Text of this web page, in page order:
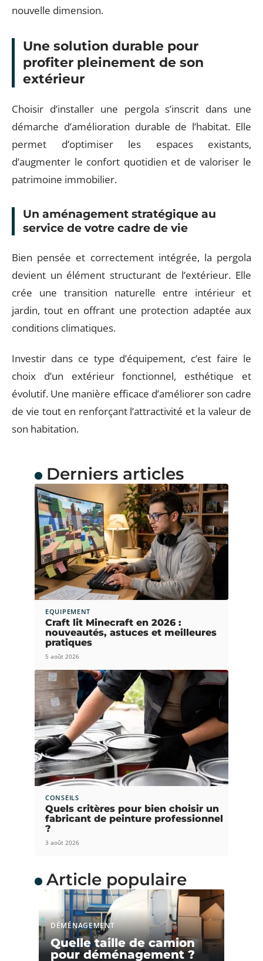
nouvelle dimension.
Une solution durable pour
profiter pleinement de son
extérieur
Choisir d’installer une pergola s’inscrit dans une
démarche d’amélioration durable de l’habitat. Elle
permet d’optimiser les espaces existants,
d’augmenter le confort quotidien et de valoriser le
patrimoine immobilier.
Un aménagement stratégique au
service de votre cadre de vie
Bien pensée et correctement intégrée, la pergola
devient un élément structurant de l’extérieur. Elle
crée une transition naturelle entre intérieur et
jardin, tout en offrant une protection adaptée aux
conditions climatiques.
Investir dans ce type d’équipement, c’est faire le
choix d’un extérieur fonctionnel, esthétique et
évolutif. Une manière efficace d’améliorer son cadre
de vie tout en renforçant l’attractivité et la valeur de
son habitation.
Derniers articles
EQUIPEMENT
Craft lit Minecraft en 2026 :
nouveautés, astuces et meilleures
pratiques
5 août 2026
CONSEILS
Quels critères pour bien choisir un
fabricant de peinture professionnel
?
3 août 2026
Article populaire
DÉMÉNAGEMENT
Quelle taille de camion
pour déménagement ?